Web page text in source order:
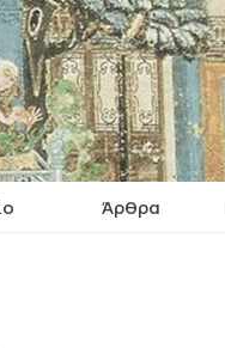
Άρθρα